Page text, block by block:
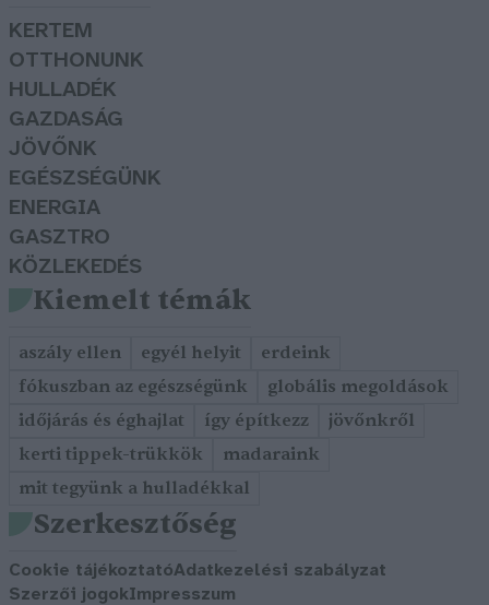
KERTEM
OTTHONUNK
HULLADÉK
GAZDASÁG
JÖVŐNK
EGÉSZSÉGÜNK
ENERGIA
GASZTRO
KÖZLEKEDÉS
Kiemelt témák
aszály ellen egyél helyit
erdeink
fókuszban az egészségünk
globális megoldások
időjárás és éghajlat
így építkezz
jövőnkről
kerti tippek-trükkök
madaraink
mit tegyünk a hulladékkal
Szerkesztőség
Cookie tájékoztatóAdatkezelési szabályzat
Szerzői jogokImpresszum